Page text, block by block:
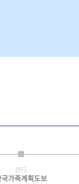
1971.
가족계획도보